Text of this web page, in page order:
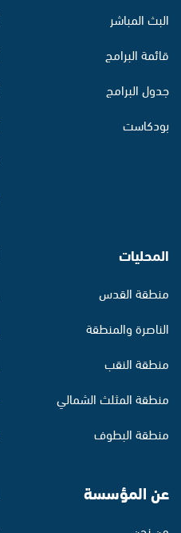
البث المباشر
قائمة البرامج
جدول البرامج
بودكاست
المحليات
منطقة القدس
الناصرة والمنطقة
منطقة النقب
منطقة المثلث الشمالي
منطقة البطوف
عن المؤسسة